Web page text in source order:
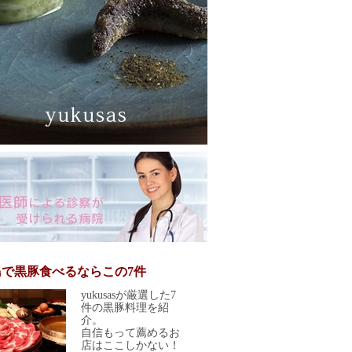
黒豚食べるならこの7件
yukusasが厳選した7
件の黒豚料理を紹
介。
自信もって薦めるお
店はここしかない！